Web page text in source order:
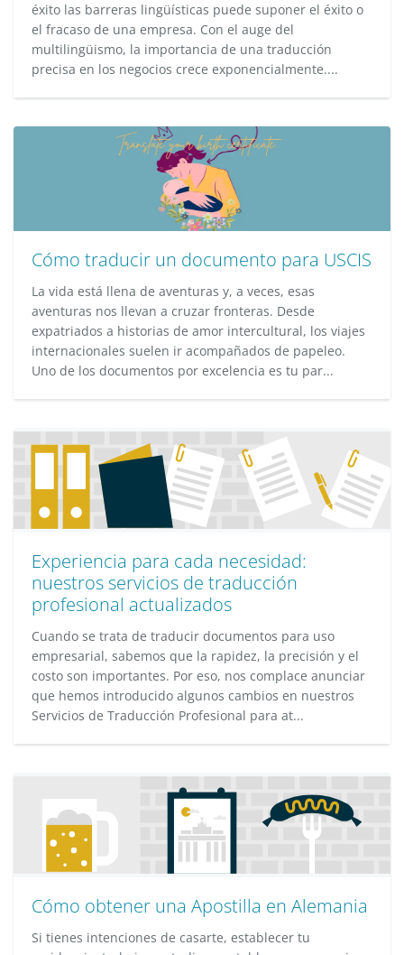
éxito las barreras lingüísticas puede suponer el éxito o
el fracaso de una empresa. Con el auge del
multilingüismo, la importancia de una traducción
precisa en los negocios crece exponencialmente....
Cómo traducir un documento para USCIS
La vida está llena de aventuras y, a veces, esas
aventuras nos llevan a cruzar fronteras. Desde
expatriados a historias de amor intercultural, los viajes
internacionales suelen ir acompañados de papeleo.
Uno de los documentos por excelencia es tu par...
Experiencia para cada necesidad:
nuestros servicios de traducción
profesional actualizados
Cuando se trata de traducir documentos para uso
empresarial, sabemos que la rapidez, la precisión y el
costo son importantes. Por eso, nos complace anunciar
que hemos introducido algunos cambios en nuestros
Servicios de Traducción Profesional para at...
Cómo obtener una Apostilla en Alemania
Si tienes intenciones de casarte, establecer tu